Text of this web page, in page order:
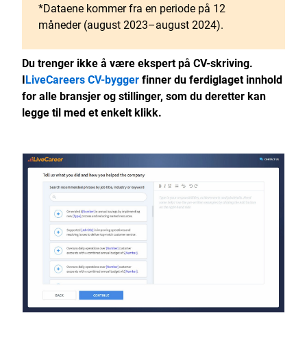
*Dataene kommer fra en periode på 12
måneder (august 2023–august 2024).
Du trenger ikke å være ekspert på CV-skriving.
ILiveCareers CV-byggerfinner du ferdiglaget innhold
for alle bransjer og stillinger, som du deretter kan
legge til med et enkelt klikk.